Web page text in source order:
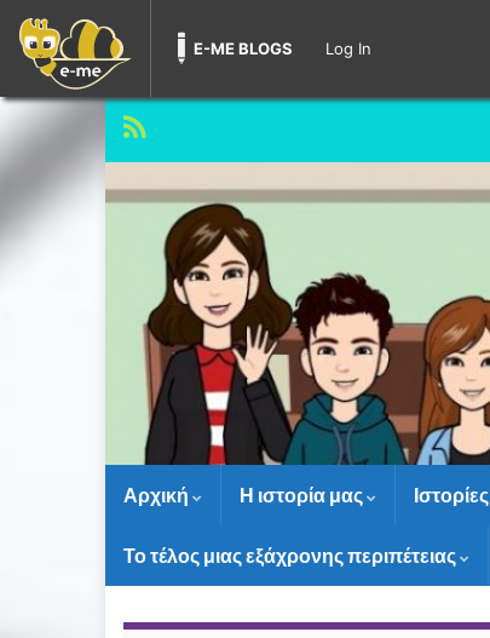
E-ME BLOGS Log In
Αρχική Η ιστορία μας Ιστορίες
Το τέλος μιας εξάχρονης περιπέτειας